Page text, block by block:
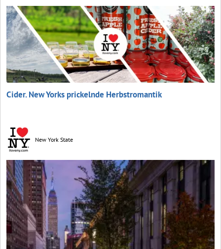
Cider. New Yorks prickelnde Herbstromantik
New York State